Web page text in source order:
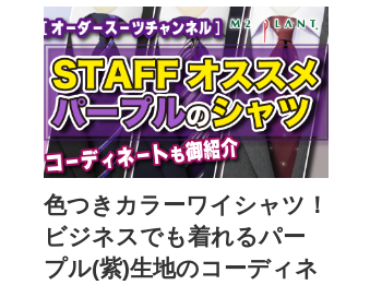
色つきカラーワイシャツ！
ビジネスでも着れるパー
プル(紫)生地のコーディネ